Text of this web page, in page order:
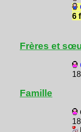
6
Frères et
Famille